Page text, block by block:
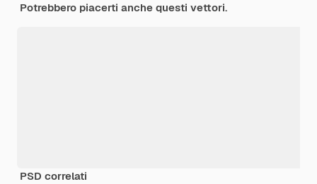
Potrebbero piacerti anche questi vettori.
PSD correlati